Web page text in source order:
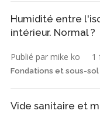
Humidité entre
intérieur. Normal ?
Publié par mike ko 1
Fondations et sous-sol
Vide sanitaire et